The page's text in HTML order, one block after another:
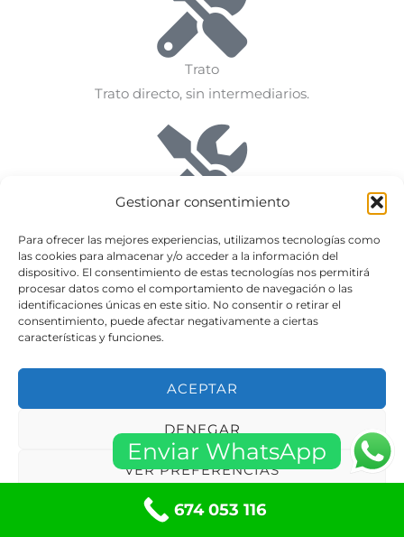
Gestionar consentimiento
Para ofrecer las mejores experiencias, utilizamos tecnologías como
las cookies para almacenar y/o acceder a la información del
dispositivo. El consentimiento de estas tecnologías nos permitirá
procesar datos como el comportamiento de navegación o las
identificaciones únicas en este sitio. No consentir o retirar el
consentimiento, puede afectar negativamente a ciertas
características y funciones.
ACEPTAR
DENEGAR
VER PREFERENCIAS
Política de cookiesPolíticas de privacidad
Trato
Trato directo, sin intermediarios.
Soluciones a medida según tu espacio y presupuesto.
✅ Mejora tu hogar con persianas modernas
Instalamospersianas motorizadasque aumentan la
vivienda. Ideales para hogares modernos, oficinas y
locales que buscan funcionalidad y estilo.
✅ Solicita ya tu presupuesto en Abrera
¿Necesitas reparar, cambiar o automatizar tus persianas
en Abrera? Llámanos y te asesoraremos sin compromiso.
Enviar WhatsApp
674 053 116